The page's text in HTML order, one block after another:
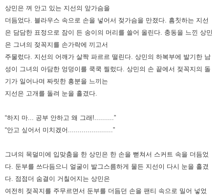
상민은 껴 안고 있는 지선의 앞가슴을
더듬었다. 블라우스 속으로 손을 넣어서 젖가슴을 만졌다. 흠칫하는 지선
은 담담한 표정으로 잠이 든 송이의 머리를 쓸어 올린다. 충동을 느낀 상민
은 그녀의 젖꼭지를 손가락에 끼고서
주물렀다. 지선의 어깨가 살짝 파르르 떨린다. 상민의 하복부에 발기한 남
성이 그녀의 아담한 엉덩이를 쿡쿡 찔렀다. 상민의 손 끝에서 젖꼭지의 돌
기가 일어나며 짜릿한 흥분을 느끼는
지선은 고개를 돌려 눈을 흘겼다.
“하지 마... 공부 안하고 왜 그래!..........”
“안고 싶어서 미치겠어.......................”
그녀의 목덜미에 입맞춤을 한 상민은 한 손을 뻗쳐서 스커트 속을 더듬었
다. 둔부를 쓰다듬으니 얼굴이 발그스름하게 물든 지선이 다시 눈을 흘겼
다. 점점더 숨결이 거칠어지는 상민은
여전히 젖꼭지를 주무르면서 둔부를 더듬던 손을 팬티 속으로 밀어 넣었